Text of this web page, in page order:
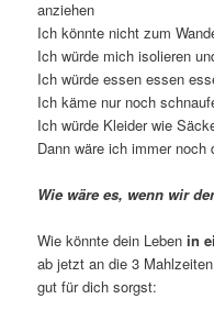
anziehen
Ich könnte nicht zum
Ich würde mich isolieren
Ich würde essen essen
Ich käme nur noch
Ich würde Kleider wie
Dann wäre ich immer noch
Wie wäre es, wenn wir
Wie könnte dein Leben in
ab jetzt an die 3
gut für dich sorgst: